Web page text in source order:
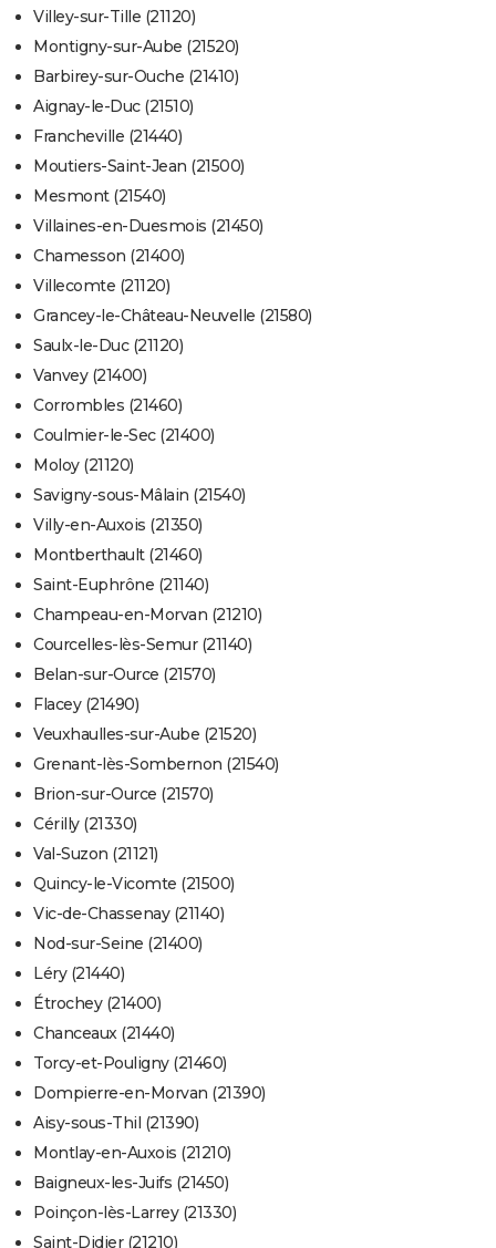
Villey-sur-Tille (21120)
Montigny-sur-Aube (21520)
Barbirey-sur-Ouche (21410)
Aignay-le-Duc (21510)
Francheville (21440)
Moutiers-Saint-Jean (21500)
Mesmont (21540)
Villaines-en-Duesmois (21450)
Chamesson (21400)
Villecomte (21120)
Grancey-le-Château-Neuvelle (21580)
Saulx-le-Duc (21120)
Vanvey (21400)
Corrombles (21460)
Coulmier-le-Sec (21400)
Moloy (21120)
Savigny-sous-Mâlain (21540)
Villy-en-Auxois (21350)
Montberthault (21460)
Saint-Euphrône (21140)
Champeau-en-Morvan (21210)
Courcelles-lès-Semur (21140)
Belan-sur-Ource (21570)
Flacey (21490)
Veuxhaulles-sur-Aube (21520)
Grenant-lès-Sombernon (21540)
Brion-sur-Ource (21570)
Cérilly (21330)
Val-Suzon (21121)
Quincy-le-Vicomte (21500)
Vic-de-Chassenay (21140)
Nod-sur-Seine (21400)
Léry (21440)
Étrochey (21400)
Chanceaux (21440)
Torcy-et-Pouligny (21460)
Dompierre-en-Morvan (21390)
Aisy-sous-Thil (21390)
Montlay-en-Auxois (21210)
Baigneux-les-Juifs (21450)
Poinçon-lès-Larrey (21330)
Saint-Didier (21210)